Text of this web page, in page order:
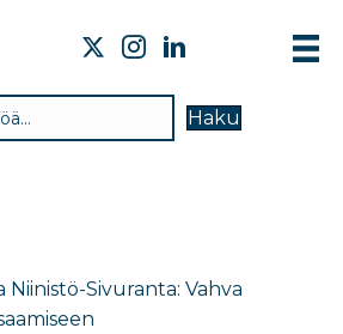
Haku
Niinistö-Sivuranta: Vahva